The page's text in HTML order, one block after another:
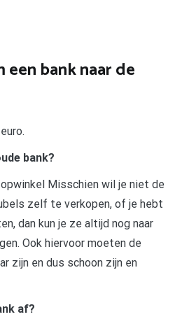
bank naar de
bank?
Misschien wil je niet de
zelf te verkopen, of je hebt
dan kun je ze altijd nog naar
Ook hiervoor moeten de
zijn en dus schoon zijn en
af?